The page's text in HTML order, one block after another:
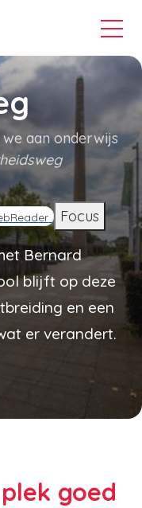
aan onderwijs
Focus
Bernard
blijft op deze
en een
er verandert.
goed